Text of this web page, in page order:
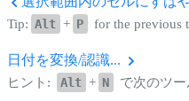
Tip: Alt + P for the previous
日付を変換/認識...
ヒント: Alt + N で次のツー